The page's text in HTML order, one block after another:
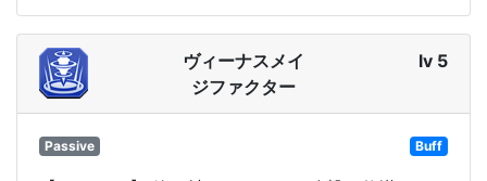
ヴィーナスメイ
ジファクター
lv 5
Passive Buff